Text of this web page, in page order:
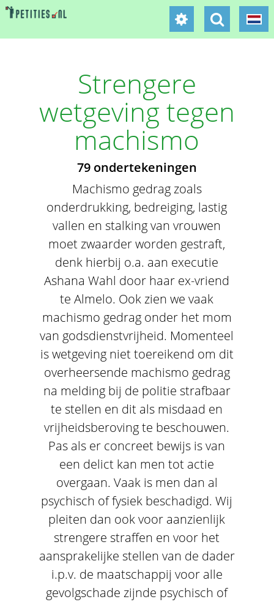
Strengere
wetgeving tegen
machismo
79 ondertekeningen
Machismo gedrag zoals
onderdrukking, bedreiging, lastig
vallen en stalking van vrouwen
moet zwaarder worden gestraft,
denk hierbij o.a. aan executie
Ashana Wahl door haar ex-vriend
te Almelo. Ook zien we vaak
machismo gedrag onder het mom
van godsdienstvrijheid. Momenteel
is wetgeving niet toereikend om dit
overheersende machismo gedrag
na melding bij de politie strafbaar
te stellen en dit als misdaad en
vrijheidsberoving te beschouwen.
Pas als er concreet bewijs is van
een delict kan men tot actie
overgaan. Vaak is men dan al
psychisch of fysiek beschadigd. Wij
pleiten dan ook voor aanzienlijk
strengere straffen en voor het
aansprakelijke stellen van de dader
i.p.v. de maatschappij voor alle
gevolgschade zijnde psychisch of